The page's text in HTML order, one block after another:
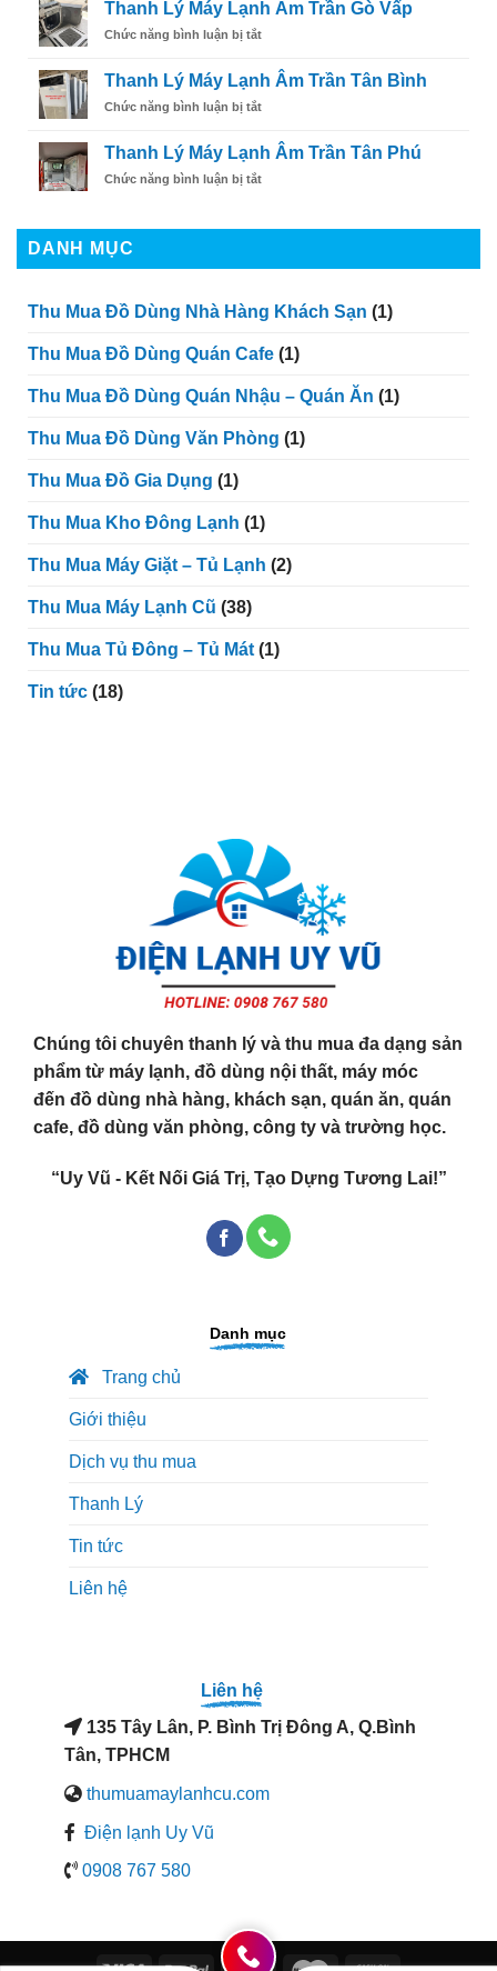
Mua
Uy
Tín
Đức
Máy
Lạnh
Trần
Tân
Thanh Lý Máy Lạnh Âm Trần Gò Vấp
Chức năng bình luận bị tắtở
Lý
Máy
Lạnh
Trần
Vấp
Thanh Lý Máy Lạnh Âm Trần Tân Bình
Chức năng bình luận bị tắtở
Lý
Máy
Lạnh
Thanh Lý Máy Lạnh Âm Trần Tân Phú
Chức năng bình luận bị tắtở
Âm
Tân
DANH MỤC
Thu Mua Đồ Dùng Nhà Hàng Khách Sạn (1)
Thu Mua Đồ Dùng Quán Cafe (1)
Thu Mua Đồ Dùng Quán Nhậu – Quán Ăn (1)
Thu Mua Đồ Dùng Văn Phòng (1)
Thu Mua Đồ Gia Dụng (1)
Thu Mua Kho Đông Lạnh (1)
Thu Mua Máy Giặt – Tủ Lạnh (2)
Thu Mua Máy Lạnh Cũ (38)
Thu Mua Tủ Đông – Tủ Mát (1)
Tin tức (18)
Chúng tôi chuyên thanh lý và thu mua đa dạng sản
phẩm từ máy lạnh, đồ dùng nội thất, máy móc
đến đồ dùng nhà hàng, khách sạn, quán ăn, quán
cafe, đồ dùng văn phòng, công ty và trường học.
“Uy Vũ - Kết Nối Giá Trị, Tạo Dựng Tương Lai!”
Danh mục
Trang chủ
Giới thiệu
Dịch vụ thu mua
Thanh Lý
Tin tức
Liên hệ
Liên hệ
135 Tây Lân, P. Bình Trị Đông A, Q.Bình
Tân, TPHCM
thumuamaylanhcu.com
Điện lạnh Uy Vũ
0908 767 580